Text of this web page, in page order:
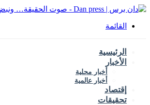
القائمة
الرئيسية
الأخبار
أخبار محلية
أخبار عالمية
إقتصاد
تحقيقات